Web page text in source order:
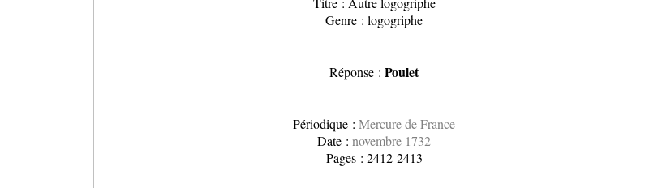
Genre : logogriphe
Réponse :Poulet
Périodique :Mercure de France
Date :novembre 1732
Pages : 2412-2413